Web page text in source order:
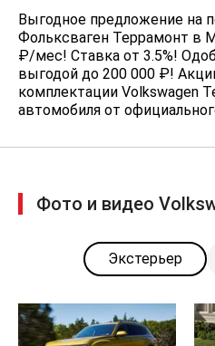
фильтром
Динамический
3-спицевое
рулевое колесо
зависимости от
сидений
дистанционным
ключа-пульта
спуске
Выгодное предложение на
Фольксваген Террамонт в
₽/мес! Ставка от 3.5%!
выгодой до 200 000 ₽!
комплектации Volkswagen
автомобиля от
Фото и видео
Экстерьер